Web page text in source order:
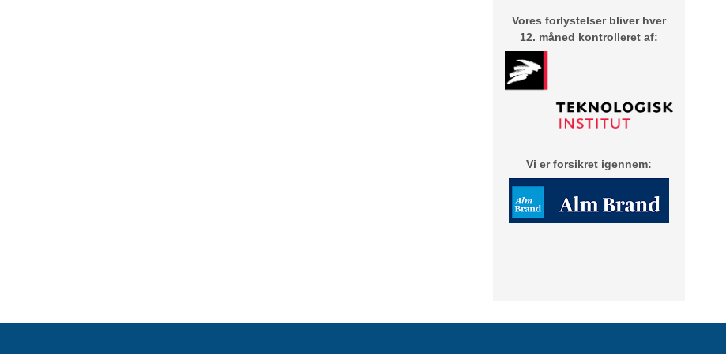
Vores forlystelser bliver hver
12. måned kontrolleret af:
Vi er forsikret igennem: